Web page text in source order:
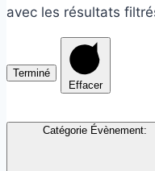
avec les résultats
Terminé
Effacer
Catégorie Évènement: